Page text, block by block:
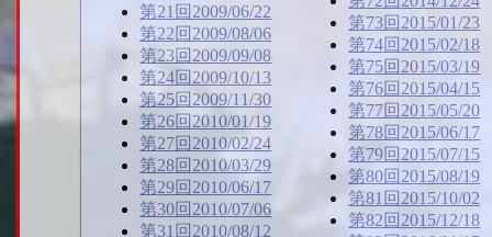
第21回2009/06/22
第22回2009/08/06
第23回2009/09/08
第24回2009/10/13
第25回2009/11/30
第26回2010/01/19
第27回2010/02/24
第28回2010/03/29
第29回2010/06/17
第30回2010/07/06
第31回2010/08/12
第73回2015/01/23
第74回2015/02/18
第75回2015/03/19
第76回2015/04/15
第77回2015/05/20
第78回2015/06/17
第79回2015/07/15
第80回2015/08/19
第81回2015/10/02
第82回2015/12/18